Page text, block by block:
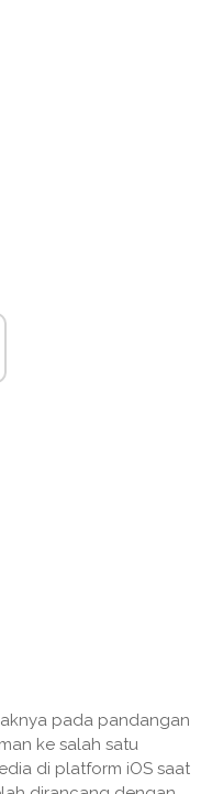
pada pandangan
ke salah satu
di platform iOS saat